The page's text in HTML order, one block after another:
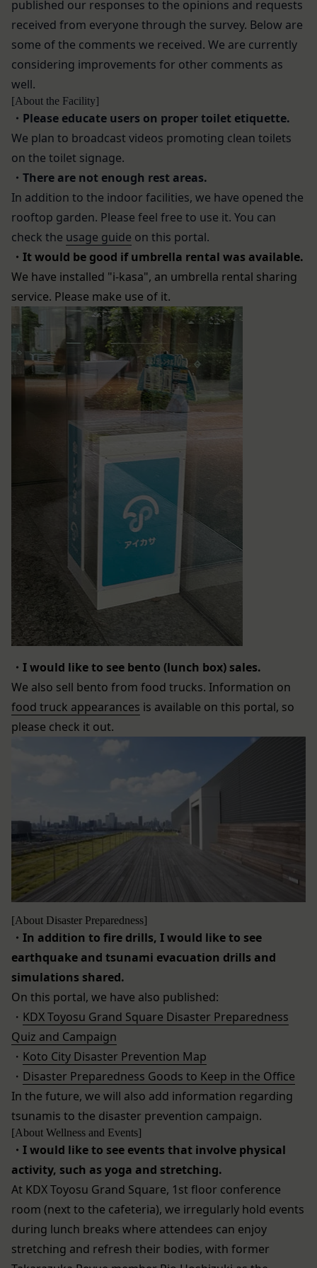
published our responses to the opinions and requests
received from everyone through the survey. Below are
some of the comments we received. We are currently
considering improvements for other comments as
well.
[About the Facility]
・Please educate users on proper toilet etiquette.
We plan to broadcast videos promoting clean toilets
on the toilet signage.
・ There are not enough rest areas.
In addition to the indoor facilities, we have opened the
rooftop garden. Please feel free to use it. You can
check the usage guide on this portal.
・It would be good if umbrella rental was available.
We have installed "i-kasa", an umbrella rental sharing
service. Please make use of it.
・ I would like to see bento (lunch box) sales.
We also sell bento from food trucks. Information on
food truck appearances is available on this portal, so
please check it out.
[About Disaster Preparedness]
・ In addition to fire drills, I would like to see
earthquake and tsunami evacuation drills and
simulations shared.
On this portal, we have also published:
・ KDX Toyosu Grand Square Disaster Preparedness
Quiz and Campaign
・ Koto City Disaster Prevention Map
・ Disaster Preparedness Goods to Keep in the Office
In the future, we will also add information regarding
tsunamis to the disaster prevention campaign.
[About Wellness and Events]
・I would like to see events that involve physical
activity, such as yoga and stretching.
At KDX Toyosu Grand Square, 1st floor conference
room (next to the cafeteria), we irregularly hold events
during lunch breaks where attendees can enjoy
stretching and refresh their bodies, with former
当社が各サービスにおいて取得すると定めた情報
端末情報
お客様が、端末または携帯端末上で当社のサービス
を利用する場合、当社は、端末識別子およびIPアド
客様が端末に関連付けた名前、端末の種類、電話番
号、国、およびユーザー名、もしくはメールアドレ
スなど、お客様が提供することを選択したその他の
あらゆる情報を取得する場合があります。
位置情報
お客様が、端末または携帯端末上で当社のサービス
を利用し、そこで位置情報を提供することを認めた
場合、当社は、お客様の位置情報を取得することが
あります。通常はお客様のブラウザや端末の設定に
より無効にすることができますが、無効にした場合
には当社のサービスの一部が利用できなくなくなる
お客様のアクションに関する情報
お客様が、当社のサービスを利用する際、直接当社
に提供した情報および当社のサービスを提供してい
る第三者サービス提供者を通じて提供した情報を、
当社は取得・保管することがあります。お客様のサ
ービスご利用状況、他の利用者との交流に関する情
報も取得することがあります。
外部サービスとの連携により取得する情報
外部サービスでお客様が利用するIDおよびその他
外部サービスのプライバシー設定によりお客様が提
取得した個人情報等の利用目的
当社は、お客様からご提供いただいたお客様情報
を、当社各サービスの利用規約において定める利用
目的の範囲内で利用します。
Cookie（クッキー）について
当社は、お客様にとってより使いやすく、より価値
ある情報を提供するためにCookie(以下「クッキ
ー」といいます。これに類似の技術を含みます。)
を使用することがあります。
クッキーは、ウェブサイトを利用されたときにご利
用のパソコンや携帯端末に一時的にデータを保存さ
せるもので、これを利用することにより当社のサー
バに、当社サイト内におけるお客様の行動履歴(ア
クセスしたURL、コンテンツ、参照順序等)や、年
齢や性別、職業、居住地域、位置情報等個人が特定
できない属性情報(それらの組み合わせによっても
個人が特定できないもの)を取得することがありま
お客様がご自身に関する情報の取得を望まれない場
合は、ブラウザや携帯端末の設定により、クッキー
の受け取りを拒否することも可能です。なお、クッ
キーの受け取りを拒否された場合、当社のサービス
当社は、お客様情報への不正なアクセスや漏洩等を
防ぐため、セキュリティーの維持に努めます。ま
た、当社は、当社の通常の事業運営に照らして当社
が不要と判断した場合、お客様から取得したお客様
情報を安全かつ合理的な方法で消去します。
当社は、以下の場合、お客様情報を第三者と共有す
ることがあります。（以下、当社がお客様情報を提
供した相手方を「提供先」といいます。）
お客様の同意を得た場合
当社は、お客様の同意を得た場合、お客様情報（個
人情報の場合もあります。）を第三者である会社、
組織、個人に提供することがあります。
第三者サービス提供者との共有
支払処理、データ分析、メール送信、ホスティング
サービス、カスタマーサービスなどを当社の代理で
行うサービスを提供する第三者、または、当社のマ
ーケティングのサポートを行う第三者に対して、お
客様情報を提供することがあります。
外部サービスとの連携のための共有
「会員」
本規約の内容の全てを承認いただいた上、本サービ
ス所定の手続きに従い会員登録を申請し、当社がこ
れを承認した特定の法人、団体、個人をいいます。
本サービスの利用を希望する法人、団体、個人をい
います。
「会員登録」
第4条に規定する方法に従って、登録希望者が行う
本サービスの利用登録をいいます。
「登録情報」
登録希望者及び利用者が会員登録時に登録した当社
が定める情報、本サービス利用中に当社が必要と判
断して登録を求めた情報及びこれらの情報について
利用者自身が追加、変更を行った場合の当該情報を
いいます。
「アカウント」
各会員が保有する、本サービスの利用に関する権利
の総体をいいます。
「パスワード」
登録情報と組み合わせて、会員とその他の者とを識
別するために用いられる符号をいいます。
「提携パートナー」
当社との間で締結する契約に基づき、本サービスと
提携するサービス（以下「提携サービス」といいま
す。）を提供し、又はその運営を行う者をいいま
第2条（総則・適用範囲）
本規約は、会員と当社間において本サービスの利用
に関し適用され、登録手続き完了後の本サービスの
提供条件及び当社と会員との権利義務関係を定める
ものです。
当社が、当社ウェブサイト上に本サービスに関する
個別規定や追加規定を掲載する場合、又は第11条
に定める方法により本サービスに関するルール等を
発信する場合、それらは本規約の一部を構成するも
と抵触する場合には、当該個別規定、追加規定又は
ルール等が優先されるものとします。
当社は、本規約を変更する必要が生じた場合には、
会員の明示の承諾を得ることなく、本規約を変更す
ることができるものとします。
前項による本規約の変更をするときは、その効力発
生日を定め、かつ、本規約を変更する旨及び変更後
の本規約の内容並びにその効力発生日を、会員に対
し、本規約変更の効力発生日前に、第11条に定め
る方法により通知するものとします。ただし、文言
の修正等、会員に不利益を与えるものではない軽微
な変更の場合には、当該通知を省略することができ
本規約変更の効力発生日後に本サービスの利用を行
った場合、会員は本規約の変更に同意したものとみ
なします。
当社が提供する本サービス以外のサービス又は提携
パートナーが提供するサービスについては、各サー
ビスに定められる利用規約等に従ってご利用くださ
い。
本契約において使用される以下の各用語は各々以下
に定める意味を有します。
第3条（提供されるサービス）
当社が提供する本サービスは、次の各号に掲げるサ
ービスとします。
ESGポータルサイトが提供する情報サービス
前各号に付随する各種サービス
当社は、前項各号に定めるサービスの内容を変更す
ることができるものとします。
会員登録手続きは、本サービスの会員登録ページか
ら当社の指定する方法に従い、会員登録を希望する
本人が行うものとします。当社に対して会員登録の
申し込みが行われた場合には、登録手続きにおいて